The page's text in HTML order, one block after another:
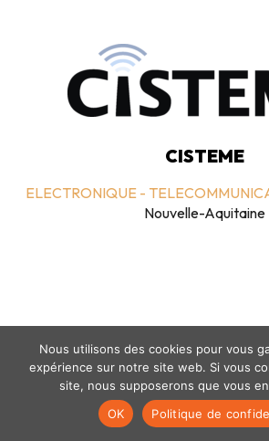
CISTEME
ELECTRONIQUE -
Nouvelle-Aquitaine
Mentions légales- politique de
Nous utilisons des cookies pour vous
expérience sur notre site web. Si vous
site, nous supposerons que vous
OK
Politique de